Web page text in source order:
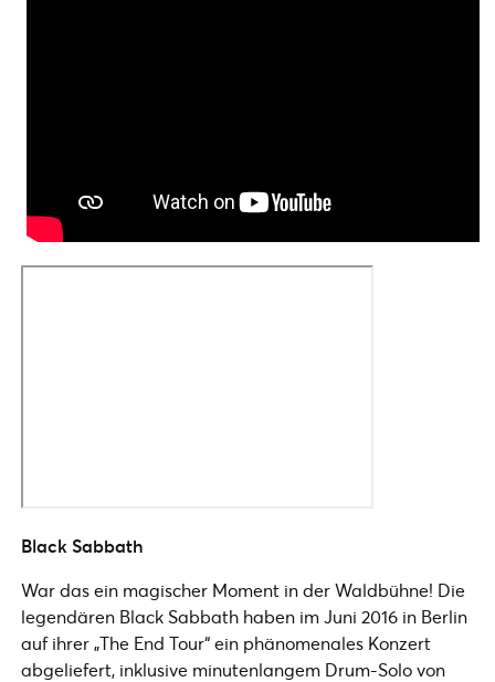
Black Sabbath
War das ein magischer Moment in der Waldbühne! Die
legendären Black Sabbath haben im Juni 2016 in Berlin
auf ihrer „The End Tour“ ein phänomenales Konzert
abgeliefert, inklusive minutenlangem Drum-Solo von